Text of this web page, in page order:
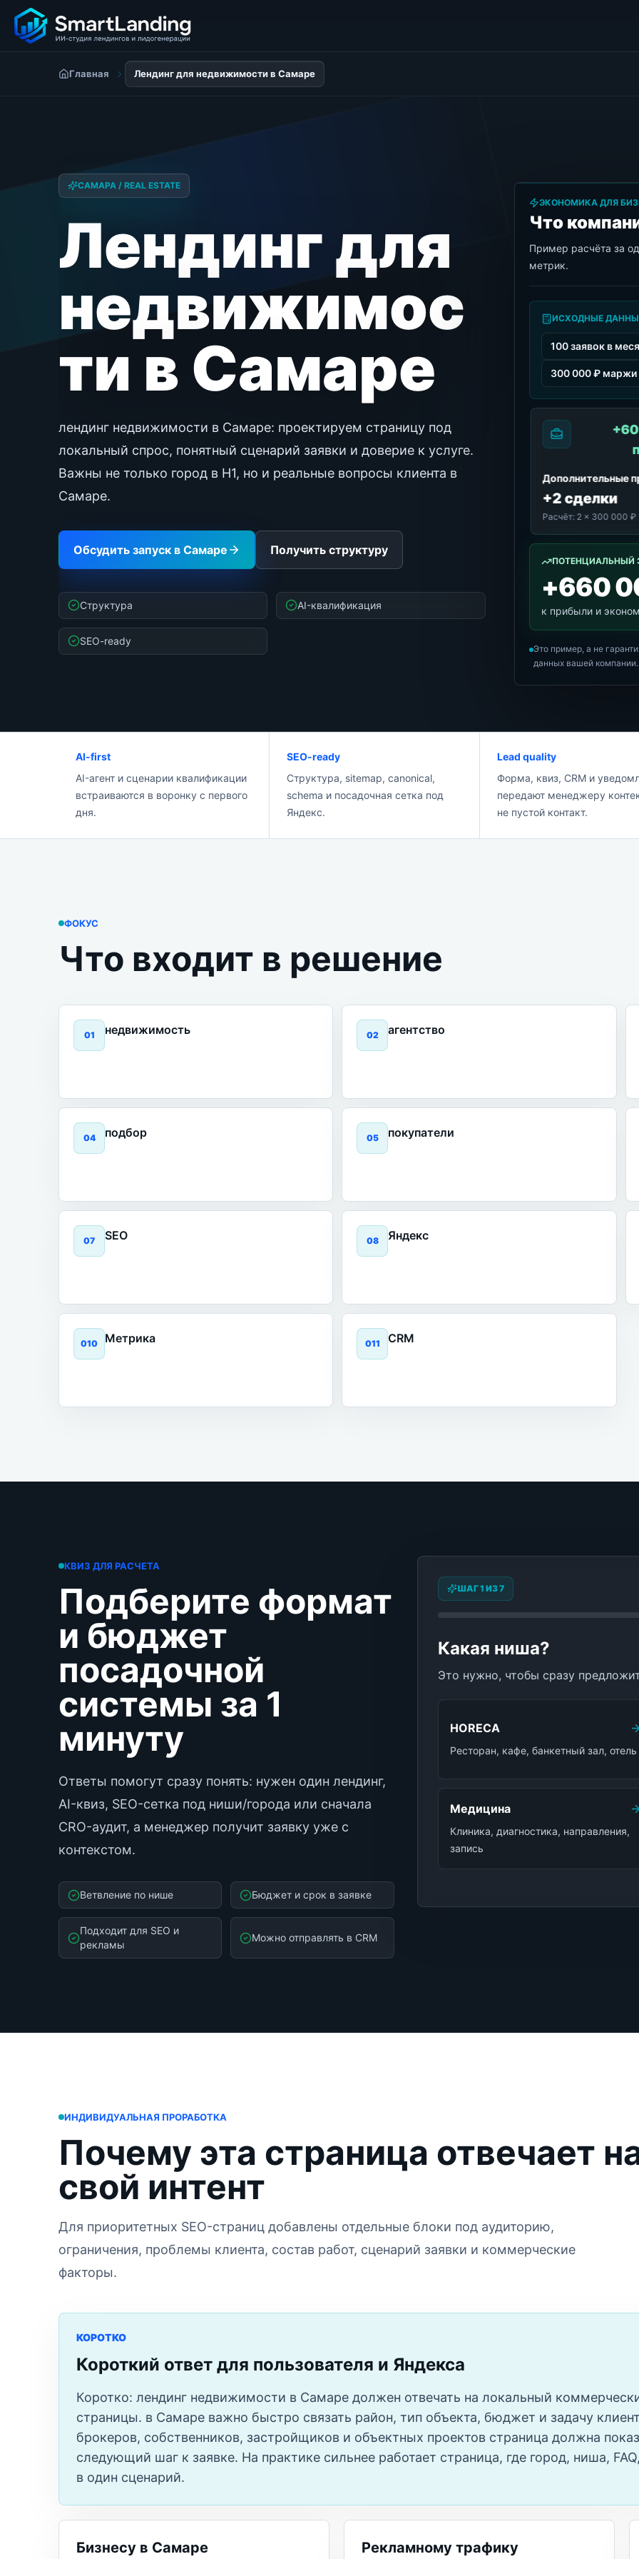
Главная Лендинг для недвижимости в Самаре
САМАРА / REAL ESTATE
Лендинг для
недвижимос
ти в Самаре
лендинг недвижимости в Самаре: проектируем страницу под
локальный спрос, понятный сценарий заявки и доверие к услуге.
Важны не только город в H1, но и реальные вопросы клиента в
Самаре.
Обсудить запуск в Самаре Получить структуру
Структура AI-квалификация
SEO-ready
ЭКОНОМИКА ДЛЯ
Что
Пример расчёта за
метрик.
ИСХОДНЫЕ
100 заявок в
300 000 ₽ маржи
Дополнительные
+2 сделки
Расчёт:2 × 300 000 ₽
ПОТЕНЦИАЛЬНЫЙ
+660
к прибыли и
Это пример, а не
данных вашей компании.
AI-first
AI-агент и сценарии квалификации
встраиваются в воронку с первого
дня.
SEO-ready
Структура, sitemap, canonical,
schema и посадочная сетка под
Яндекс.
Lead quality
Форма, квиз, CRM и
передают менеджеру
не пустой контакт.
ФОКУС
Что входит в решение
01 недвижимость 02 агентство
04 подбор 05 покупатели
07 SEO 08 Яндекс
010 Метрика 011 CRM
КВИЗ ДЛЯ РАСЧЕТА
Подберите формат
и бюджет
посадочной
системы за 1
минуту
Ответы помогут сразу понять: нужен один лендинг,
AI-квиз, SEO-сетка под ниши/города или сначала
CRO-аудит, а менеджер получит заявку уже с
контекстом.
Ветвление по нише Бюджет и срок в заявке
Подходит для SEO и
рекламы
Можно отправлять в CRM
ШАГ 1 ИЗ 7
Какая ниша?
Это нужно, чтобы сразу
HORECA
Ресторан, кафе, банкетный зал, отель
Медицина
Клиника, диагностика, направления,
запись
ИНДИВИДУАЛЬНАЯ ПРОРАБОТКА
Почему эта страница отвечает
свой интент
Для приоритетных SEO-страниц добавлены отдельные блоки под аудиторию,
ограничения, проблемы клиента, состав работ, сценарий заявки и коммерческие
факторы.
КОРОТКО
Короткий ответ для пользователя и Яндекса
Коротко: лендинг недвижимости в Самаре должен отвечать на локальный
страницы. в Самаре важно быстро связать район, тип объекта, бюджет и задачу
брокеров, собственников, застройщиков и объектных проектов страница должна
следующий шаг к заявке. На практике сильнее работает страница, где город, ниша,
в один сценарий.
Бизнесу в Самаре Рекламному трафику